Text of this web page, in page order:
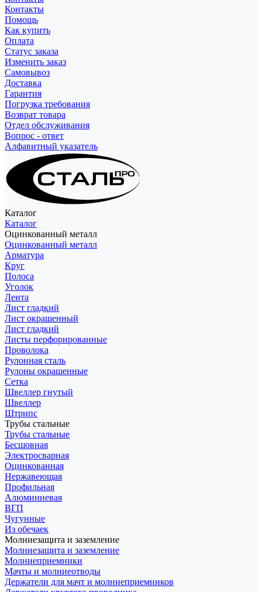
Контакты
Помощь
Как купить
Оплата
Статус заказа
Изменить заказ
Самовывоз
Доставка
Гарантия
Погрузка требования
Возврат товара
Отдел обслуживания
Вопрос - ответ
Алфавитный указатель
Каталог
Каталог
Оцинкованный металл
Оцинкованный металл
Арматура
Круг
Полоса
Уголок
Лента
Лист гладкий
Лист окрашенный
Лист гладкий
Листы перфорированные
Проволока
Рулонная сталь
Рулоны окрашенные
Сетка
Швеллер гнутый
Швеллер
Штрипс
Трубы стальные
Трубы стальные
Бесшовная
Электросварная
Оцинкованная
Нержавеющая
Профильная
Алюминиевая
ВГП
Чугунные
Из обечаек
Молниезащита и заземление
Молниезащита и заземление
Молниеприемники
Мачты и молниеотводы
Держатели для мачт и молниеприемников